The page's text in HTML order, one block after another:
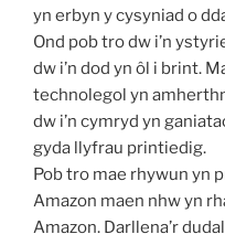
yn erbyn y cysyniad o
Ond pob tro dw i’n
dw i’n dod yn ôl i brint.
technolegol yn
dw i’n cymryd yn
gyda llyfrau printiedig.
Pob tro mae rhywun yn
Amazon maen nhw yn
Amazon. Darllena’r